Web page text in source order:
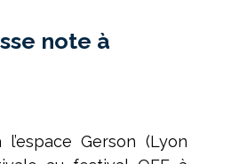
note à
Gerson (Lyon